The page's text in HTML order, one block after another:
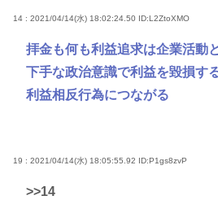
14 : 2021/04/14(水) 18:02:24.50 ID:L2ZtoXMO
拝金も何も利益追求は企業活動
下手な政治意識で利益を毀損す
利益相反行為につながる
19 : 2021/04/14(水) 18:05:55.92 ID:P1gs8zvP
>>14